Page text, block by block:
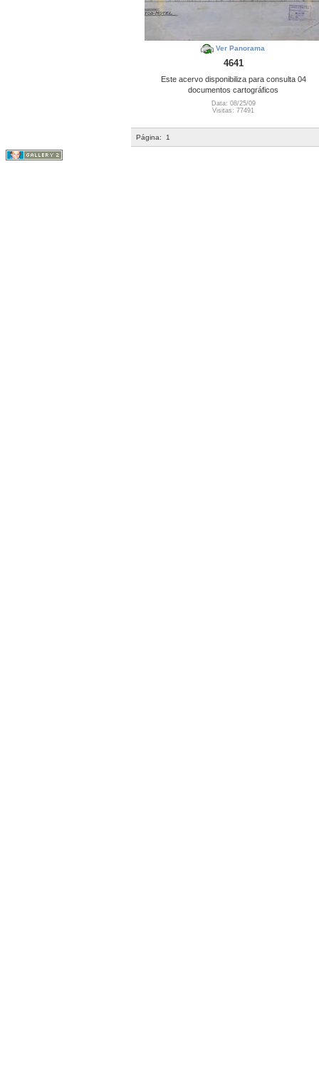
Ver Panorama
4641
Este acervo disponibiliza para consulta 04
documentos cartográficos
Data: 08/25/09
Visitas: 77491
Página: 1